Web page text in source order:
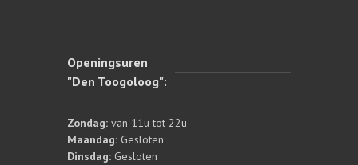
Openingsuren
"Den Toogoloog":
Zondag: van 11u tot 22u
Maandag: Gesloten
Dinsdag: Gesloten